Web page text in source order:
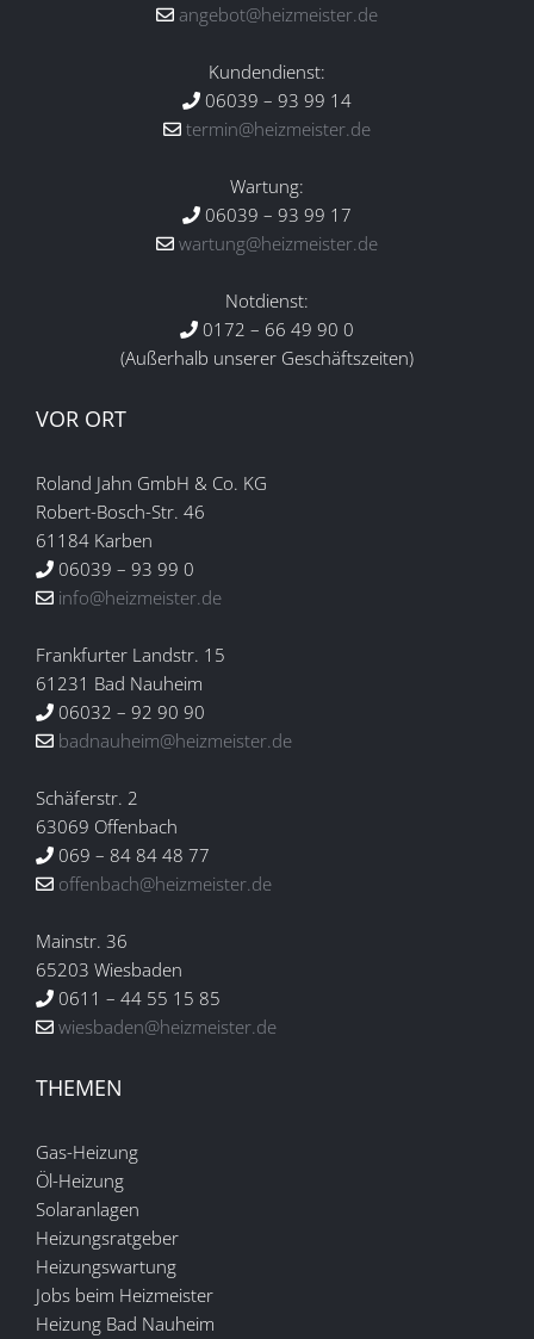
angebot@heizmeister.de
Kundendienst:
06039 – 93 99 14
termin@heizmeister.de
Wartung:
06039 – 93 99 17
wartung@heizmeister.de
Notdienst:
0172 – 66 49 90 0
(Außerhalb unserer Geschäftszeiten)
VOR ORT
Roland Jahn GmbH & Co. KG
Robert-Bosch-Str. 46
61184 Karben
06039 – 93 99 0
info@heizmeister.de
Frankfurter Landstr. 15
61231 Bad Nauheim
06032 – 92 90 90
badnauheim@heizmeister.de
Schäferstr. 2
63069 Offenbach
069 – 84 84 48 77
offenbach@heizmeister.de
Mainstr. 36
65203 Wiesbaden
0611 – 44 55 15 85
wiesbaden@heizmeister.de
THEMEN
Gas-Heizung
Öl-Heizung
Solaranlagen
Heizungsratgeber
Heizungswartung
Jobs beim Heizmeister
Heizung Bad Nauheim